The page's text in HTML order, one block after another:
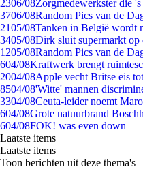
2306/08Zorgmedewerkster die
3706/08Random Pics van de
2105/08Tanken in België wordt
3405/08Dirk sluit supermarkt op
1205/08Random Pics van de
604/08Kraftwerk brengt
2004/08Apple vecht Britse eis
8504/08'Witte' mannen
3304/08Ceuta-leider noemt
604/08Grote natuurbrand
604/08FOK! was even down
Laatste items
Laatste items
Toon berichten uit deze thema's